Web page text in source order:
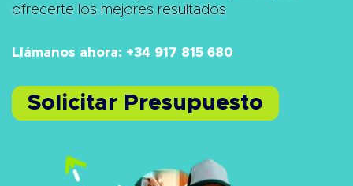
ofrecerte los mejores resultados
Llámanos ahora: +34 917 815 680
Solicitar Presupuesto